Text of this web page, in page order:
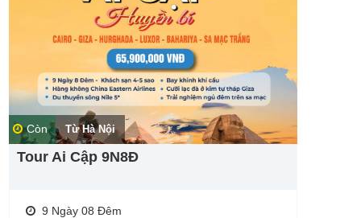
Còn Từ Hà Nội
Tour Ai Cập 9N8Đ
9 Ngày 08 Đêm